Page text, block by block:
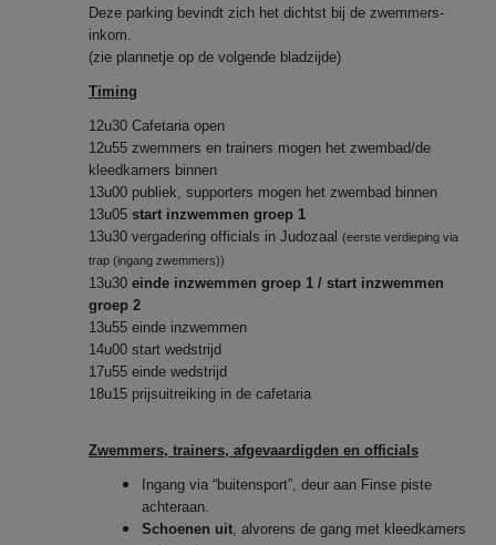
Deze parking bevindt zich het dichtst bij de zwemmers-
inkom.
(zie plannetje op de volgende bladzijde)
Timing
12u30 Cafetaria open
12u55 zwemmers en trainers mogen het zwembad/de
kleedkamers binnen
13u00 publiek, supporters mogen het zwembad binnen
13u05 start inzwemmen groep 1
13u30 vergadering officials in Judozaal (eerste verdieping via
trap (ingang zwemmers))
13u30 einde inzwemmen groep 1 / start inzwemmen
groep 2
13u55 einde inzwemmen
14u00 start wedstrijd
17u55 einde wedstrijd
18u15 prijsuitreiking in de cafetaria
Zwemmers, trainers, afgevaardigden en officials
Ingang via “buitensport”, deur aan Finse piste
achteraan.
Schoenen uit, alvorens de gang met kleedkamers